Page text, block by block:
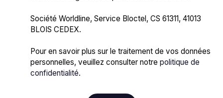
Société Worldline, Service Bloctel, CS 61311, 41013
BLOIS CEDEX.
Pour en savoir plus sur le traitement de vos données
personnelles, veuillez consulter notre politique de
confidentialité.